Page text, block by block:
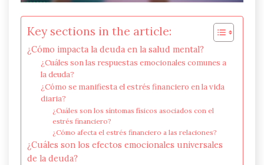
Key sections in the article:
¿Cómo impacta la deuda en la salud mental?
¿Cuáles son las respuestas emocionales comunes a
la deuda?
¿Cómo se manifiesta el estrés financiero en la vida
diaria?
¿Cuáles son los síntomas físicos asociados con el
estrés financiero?
¿Cómo afecta el estrés financiero a las relaciones?
¿Cuáles son los efectos emocionales universales
de la deuda?